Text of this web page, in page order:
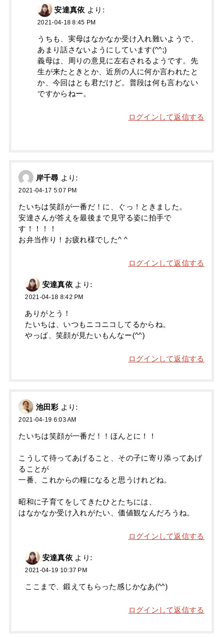
安達真依 より:
2021-04-18 8:45 PM
うちも、実母はなかなか受け入れ難いようで、
あまり話さないようにしています(^^;)
義母は、周りの意見に左右されるようです。先
生が来たときとか、近所の人に何か言われたと
か、今回はとも君だけど。普段は何も言わない
ですからねー。
ログインして返信する
岸千尋 より:
2021-04-17 5:07 PM
たいちは笑顔が一番だ！に、ぐっ！ときました。
安達さんが答えを最後まで見守る姿に拍手で
す！！！！
お弁当作り！お疲れ様でした^ ^
ログインして返信する
安達真依 より:
2021-04-18 8:42 PM
ありがとう！
たいちは、いつもニコニコしてるからね。
やっぱ、笑顔が見たいもんなー(^^)
ログインして返信する
池田彩 より:
2021-04-19 6:03 AM
たいちは笑顔が一番だ！！ほんとに！！
こうして待ってあげること、その子に寄り添ってあげ
ることが
一番、これからの糧になると思うけれどね。
昭和に子育てをしてきたひとたちには、
はなかなか受け入れがたい、価値観なんだろうね。
ログインして返信する
安達真依 より:
2021-04-19 10:37 PM
ここまで、鍛えてもらった感じかなあ(^^)
ログインして返信する